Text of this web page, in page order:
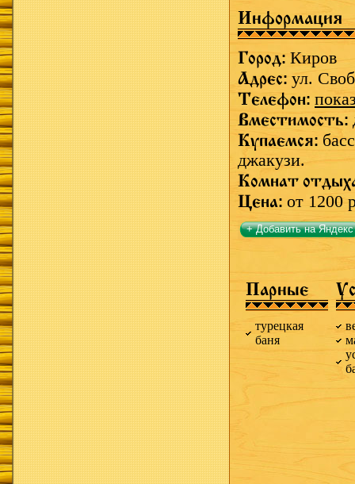
Информация
Город: Киров
Адрес: ул.
Телефон:
Вместимость:
Купаемся:
джакузи.
Комнат
Цена: от 1200
+ Добавить на Яндекс
Парные
турецкая
баня